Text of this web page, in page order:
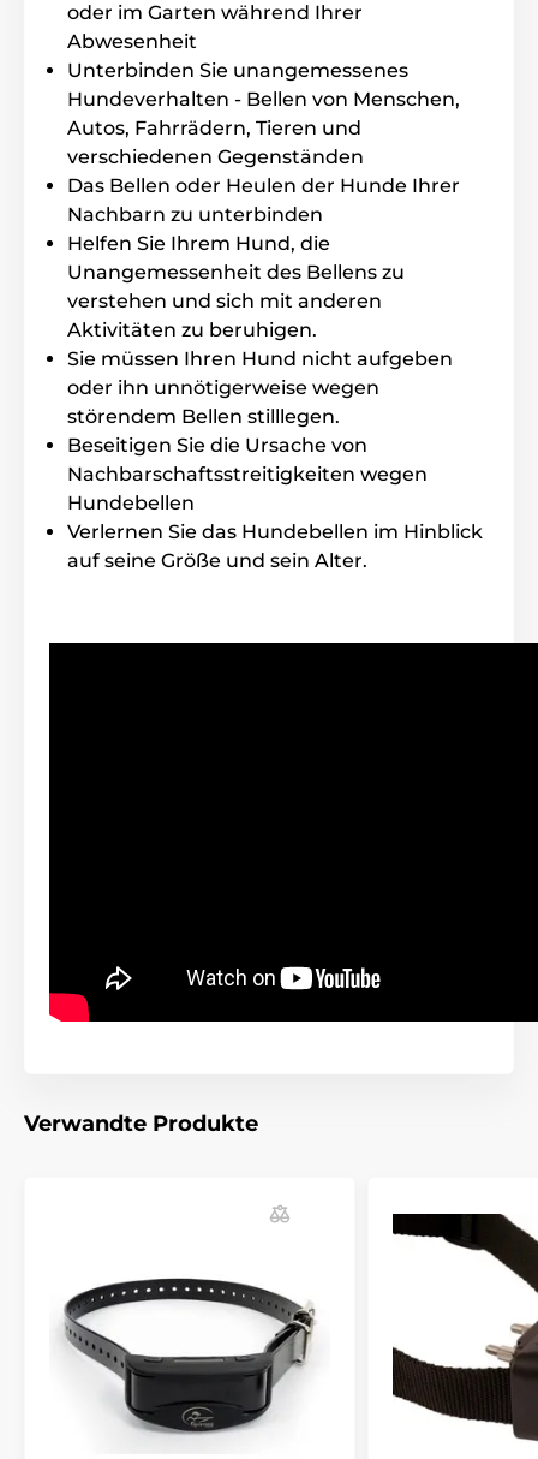
Nachteile
Batteriewechsel
Gewicht und Massen der Empfänger
Inhalt der Packung
kurze Elektroden
lange Elektroden
einstellbares Halsband
Entladungslampe
Batterie
Anleitung
Bitte beachten Sie: Das Bild dient nur zur
oder im Garten während Ihrer
Abwesenheit
Unterbinden Sie unangemessenes
Hundeverhalten - Bellen von Menschen,
Autos, Fahrrädern, Tieren und
verschiedenen Gegenständen
Das Bellen oder Heulen der Hunde Ihrer
Nachbarn zu unterbinden
Helfen Sie Ihrem Hund, die
Unangemessenheit des Bellens zu
verstehen und sich mit anderen
Aktivitäten zu beruhigen.
Sie müssen Ihren Hund nicht aufgeben
oder ihn unnötigerweise wegen
störendem Bellen stilllegen.
Beseitigen Sie die Ursache von
Nachbarschaftsstreitigkeiten wegen
Hundebellen
Verlernen Sie das Hundebellen im Hinblick
auf seine Größe und sein Alter.
Verwandte Produkte